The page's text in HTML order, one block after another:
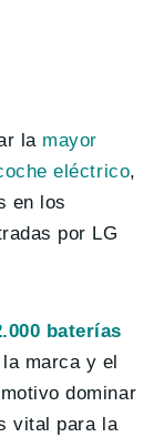
lamayor
eléctrico,
en los
por LG
baterías
marca y el
dominar
vital para la